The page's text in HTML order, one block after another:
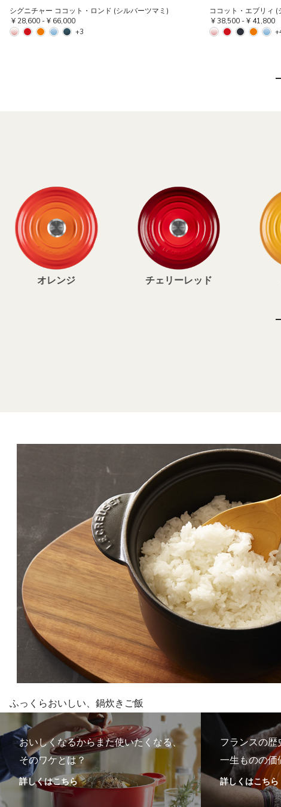
シグニチャー ココット・ロンド (シルバーツマミ)
¥ 28,600-¥ 66,000
+3
ココット・エブリィ (
¥ 38,500-¥ 41,800
オレンジ チェリーレッド
ふっくらおいしい、鍋炊きご飯
おいしくなるからまた使いたくなる、
そのワケとは？
詳しくはこちら
フランスの
一生ものの価
詳しくはこちら